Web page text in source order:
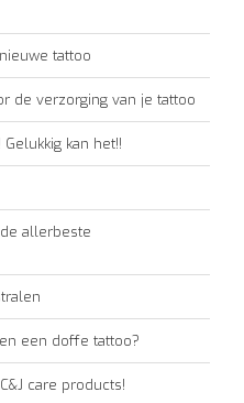
tattoo
de verzorging van je tattoo
kan het!!
allerbeste
een doffe tattoo?
care products!